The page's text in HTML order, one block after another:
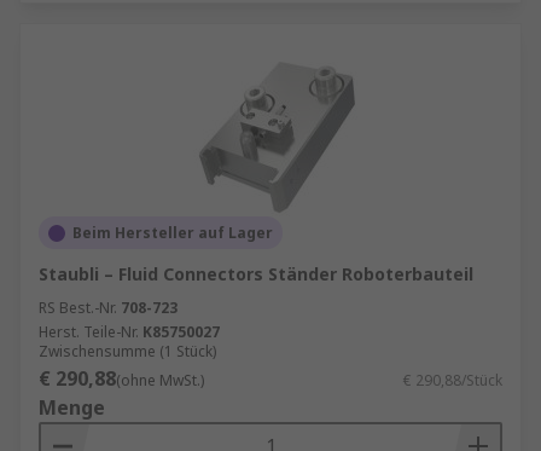
Beim Hersteller auf Lager
Staubli – Fluid Connectors Ständer Roboterbauteil
RS Best.-Nr. 708-723
Herst. Teile-Nr. K85750027
Zwischensumme (1 Stück)
€ 290,88(ohne MwSt.) € 290,88/Stück
Menge